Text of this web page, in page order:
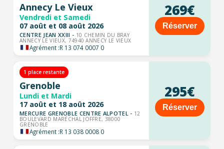
Annecy Le Vieux
Vendredi et Samedi
07 août et 08 août 2026
CENTRE JEAN XXIII - 10 CHEMIN DU BRAY
ANNECY LE VIEUX, 74940 ANNECY LE VIEUX
Agrément :R 13 074 0007 0
269€
Réserver
1 place restante
Grenoble
Lundi et Mardi
17 août et 18 août 2026
MERCURE GRENOBLE CENTRE ALPOTEL - 12
BOULEVARD MARÉCHAL JOFFRE, 38000
GRENOBLE
Agrément :R 13 038 0008 0
295€
Réserver